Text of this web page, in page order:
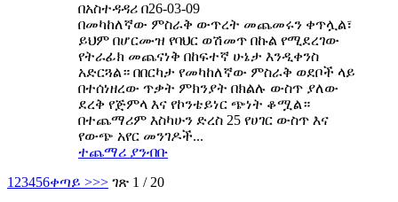
በአስተዳዳሪ በ26-03-09
በመካከለኛው ምስራቅ ውጥረት መጨመሩን ቀጥሏል፣
ይህም በሆርሙዝ የባህር ወሽመጥ በኩል የሚደረገው
የትራፊክ መጨናነቅ በከፍተኛ ሁኔታ እንዲቀንስ
አድርጓል። በበርካታ የመካከለኛው ምስራቅ ወደቦች ላይ
በተሰነዘረው ጥቃት ምክንያት በክልሉ ውስጥ ያለው
ደረቅ የጅምላ እና የኮንቴይነር ጭነት ቆሟል።
በተጨማሪም እስካሁን ድረስ 25 የሀገር ውስጥ እና
የውጭ አየር መንገዶች...
ተጨማሪ ያንብቡ
1 23456ቀጣይ >>> ገጽ 1 / 20